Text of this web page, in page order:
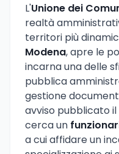
L'Unione dei
realtà
territori più
Modena, apre le
incarna una delle
pubblica
gestione
avviso pubblicato il
cerca un
a cui affidare un